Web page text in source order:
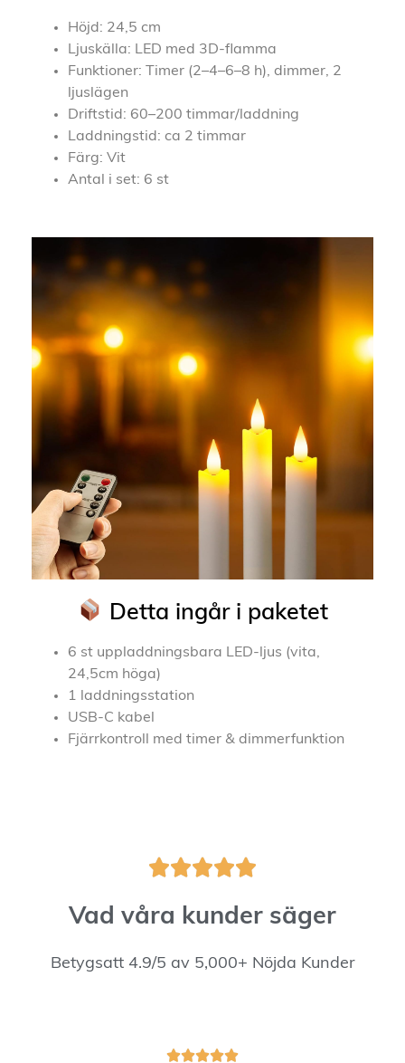
Höjd: 24,5 cm
Ljuskälla: LED med 3D-flamma
Funktioner: Timer (2–4–6–8 h), dimmer, 2
ljuslägen
Driftstid: 60–200 timmar/laddning
Laddningstid: ca 2 timmar
Färg: Vit
Antal i set: 6 st
Detta ingår i paketet
6 st uppladdningsbara LED-ljus (vita,
24,5cm höga)
1 laddningsstation
USB-C kabel
Fjärrkontroll med timer & dimmerfunktion

Vad våra kunder säger
Betygsatt 4.9/5 av 5,000+ Nöjda Kunder
